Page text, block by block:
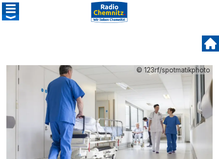
© 123rf/spotmatikphoto